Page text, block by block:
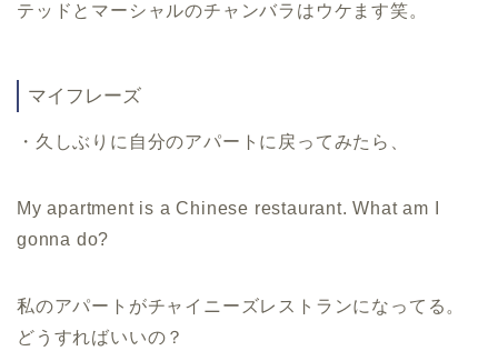
テッドとマーシャルのチャンバラはウケます笑。
マイフレーズ
・久しぶりに自分のアパートに戻ってみたら、
My apartment is a Chinese restaurant. What am I
gonna do?
私のアパートがチャイニーズレストランになってる。
どうすればいいの？